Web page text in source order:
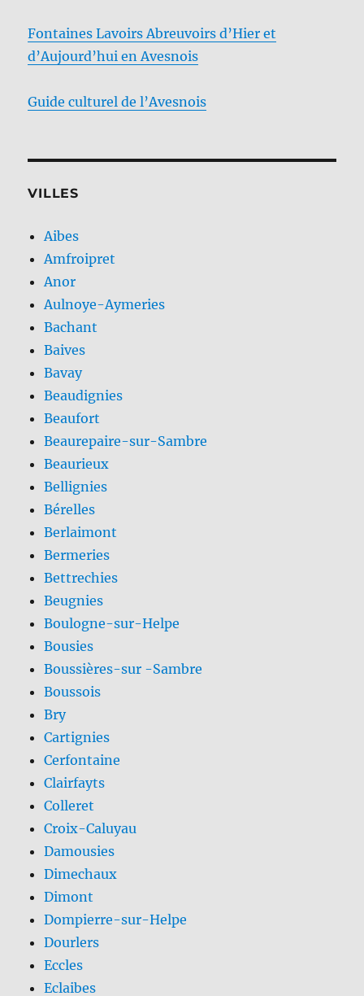
Fontaines Lavoirs Abreuvoirs d’Hier et
d’Aujourd’hui en Avesnois
Guide culturel de l’Avesnois
VILLES
Aibes
Amfroipret
Anor
Aulnoye-Aymeries
Bachant
Baives
Bavay
Beaudignies
Beaufort
Beaurepaire-sur-Sambre
Beaurieux
Bellignies
Bérelles
Berlaimont
Bermeries
Bettrechies
Beugnies
Boulogne-sur-Helpe
Bousies
Boussières-sur -Sambre
Boussois
Bry
Cartignies
Cerfontaine
Clairfayts
Colleret
Croix-Caluyau
Damousies
Dimechaux
Dimont
Dompierre-sur-Helpe
Dourlers
Eccles
Eclaibes